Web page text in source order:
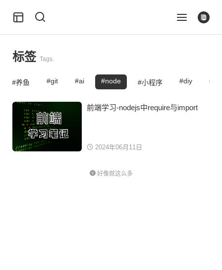
标签 Tags.
养鱼 git ai node 小程序 diy
前端学习-nodejs中require与import
2024年06月11日
好像就这么多